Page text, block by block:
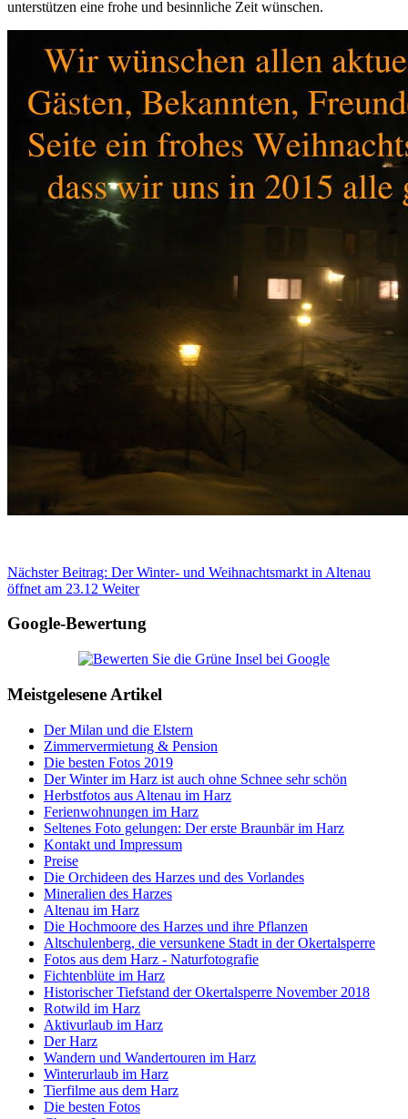
unterstützen eine frohe und besinnliche Zeit wünschen.
Nächster Beitrag: Der Winter- und Weihnachtsmarkt in Altenau
öffnet am 23.12 Weiter
Google-Bewertung
Meistgelesene Artikel
Der Milan und die Elstern
Zimmervermietung & Pension
Die besten Fotos 2019
Der Winter im Harz ist auch ohne Schnee sehr schön
Herbstfotos aus Altenau im Harz
Ferienwohnungen im Harz
Seltenes Foto gelungen: Der erste Braunbär im Harz
Kontakt und Impressum
Preise
Die Orchideen des Harzes und des Vorlandes
Mineralien des Harzes
Altenau im Harz
Die Hochmoore des Harzes und ihre Pflanzen
Altschulenberg, die versunkene Stadt in der Okertalsperre
Fotos aus dem Harz - Naturfotografie
Fichtenblüte im Harz
Historischer Tiefstand der Okertalsperre November 2018
Rotwild im Harz
Aktivurlaub im Harz
Der Harz
Wandern und Wandertouren im Harz
Winterurlaub im Harz
Tierfilme aus dem Harz
Die besten Fotos